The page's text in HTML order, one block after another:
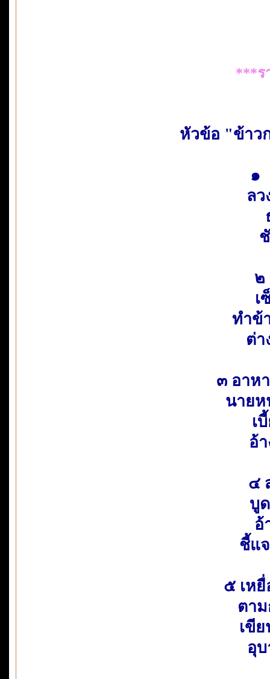
***ร
หัวข้อ "ข้าว
๑
ลว
๒
เ
ทำข้
ต่
๓ อาห
นายห
เ
อ้
๔
บู
อ้
ชี้แ
๕ เห
ตา
เขี
อุ